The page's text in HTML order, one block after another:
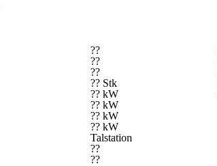
??
??
??
?? Stk
?? kW
?? kW
?? kW
?? kW
Talstation
??
??